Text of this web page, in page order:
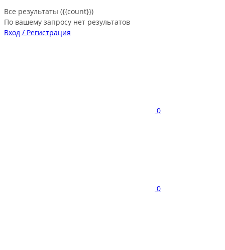
Все результаты ({{count}})
По вашему запросу нет результатов
Вход / Регистрация
0
0